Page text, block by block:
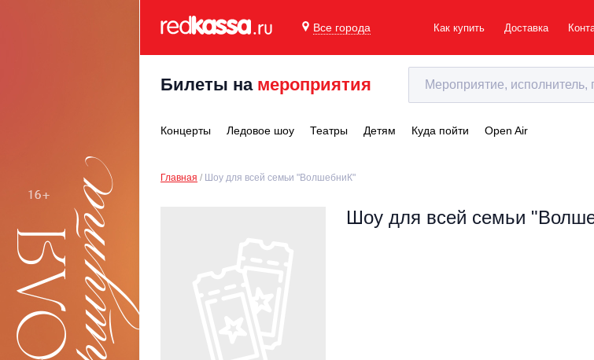
Все города Как купить Доставка
Билеты на мероприятия
Концерты Ледовое шоу Театры Детям Куда пойти Open Air
Главная Шоу для всей семьи "ВолшебниК"
Шоу для всей семьи